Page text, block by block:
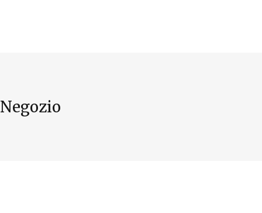
Negozio